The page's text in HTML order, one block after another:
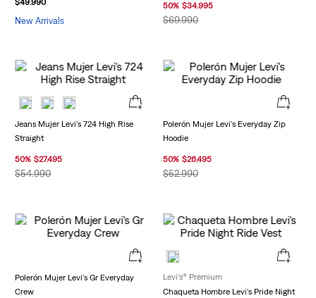
$49.990
New Arrivals
50% $34.995
$69.990
Jeans Mujer Levi's 724 High Rise
Straight
50% $27.495
$54.990
Polerón Mujer Levi's Everyday Zip
Hoodie
50% $26.495
$52.990
Polerón Mujer Levi's Gr Everyday
Crew
Levi's® Premium
Chaqueta Hombre Levi's Pride Night